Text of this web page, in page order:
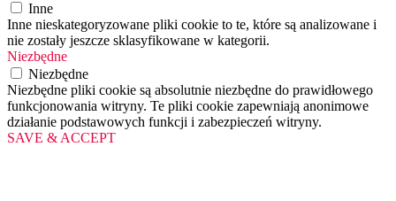
Inne
Inne nieskategoryzowane pliki cookie to te, które są analizowane i
nie zostały jeszcze sklasyfikowane w kategorii.
Niezbędne
Niezbędne
Niezbędne pliki cookie są absolutnie niezbędne do prawidłowego
funkcjonowania witryny. Te pliki cookie zapewniają anonimowe
działanie podstawowych funkcji i zabezpieczeń witryny.
SAVE & ACCEPT